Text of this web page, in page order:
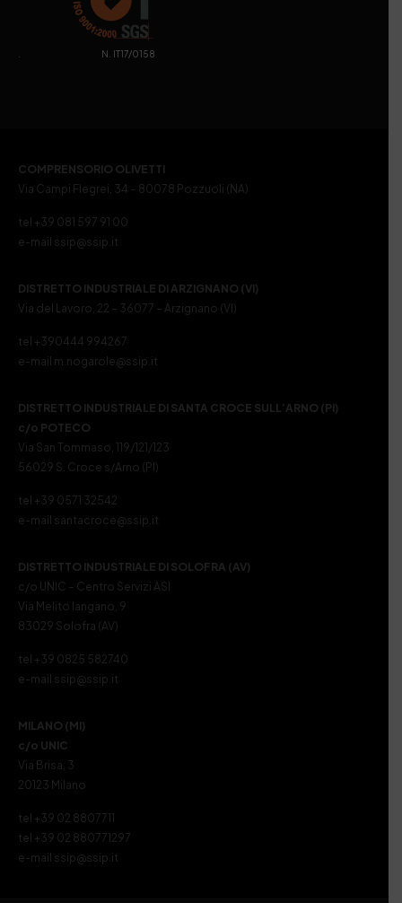
. N. IT17/0158
COMPRENSORIO OLIVETTI
Via Campi Flegrei, 34 – 80078 Pozzuoli (NA)
tel +39 081 597 91 00
e-mail ssip@ssip.it
DISTRETTO INDUSTRIALE DI ARZIGNANO (VI)
Via del Lavoro, 22 – 36077 – Arzignano (VI)
tel +390444 994267
e-mail m.nogarole@ssip.it
DISTRETTO INDUSTRIALE DI SANTA CROCE SULL’ARNO (PI)
c/o POTECO
Via San Tommaso, 119/121/123
56029 S. Croce s/Arno (PI)
tel +39 0571 32542
e-mail santacroce@ssip.it
DISTRETTO INDUSTRIALE DI SOLOFRA (AV)
c/o UNIC – Centro Servizi ASI
Via Melito Iangano, 9
83029 Solofra (AV)
tel +39 0825 582740
e-mail ssip@ssip.it
MILANO (MI)
c/o UNIC
Via Brisa, 3
20123 Milano
tel +39 02 8807711
tel +39 02 880771297
e-mail ssip@ssip.it